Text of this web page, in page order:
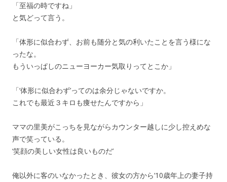
「至福の時ですね」
と気どって言う。
「体形に似合わず、お前も随分と気の利いたことを言う様にな
ったな。
もういっぱしのニューヨーカー気取りってとこか」
「‘体形に似合わず’ってのは余分じゃないですか。
これでも最近３キロも痩せたんですから」
ママの里美がこっちを見ながらカウンター越しに少し控えめな
声で笑っている。
‘笑顔の美しい女性は良いものだ’
俺以外に客のいなかったとき、彼女の方から‘10歳年上の妻子持